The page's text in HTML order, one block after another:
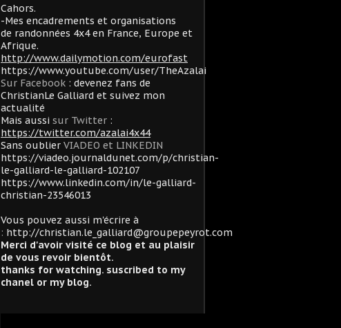
Cahors.
-Mes encadrements et organisations
de randonnées 4x4 en France, Europe et
Afrique.
http://www.dailymotion.com/eurofast
https://www.youtube.com/user/TheAzalai
Sur Facebook : devenez fans de
ChristianLe Galliard et suivez mon
actualité
Mais aussi sur Twitter :
https://twitter.com/azalai4x44
Sans oublier VIADEO et LINKEDIN
https://viadeo.journaldunet.com/p/christian-
le-galliard-le-galliard-102107
https://www.linkedin.com/in/le-galliard-
christian-23546013
Vous pouvez aussi m'écrire à
: http://christian.le_galliard@groupepeyrot.com
Merci d'avoir visité ce blog et au plaisir
de vous revoir bientôt.
thanks for watching. suscribed to my
chanel or my blog.